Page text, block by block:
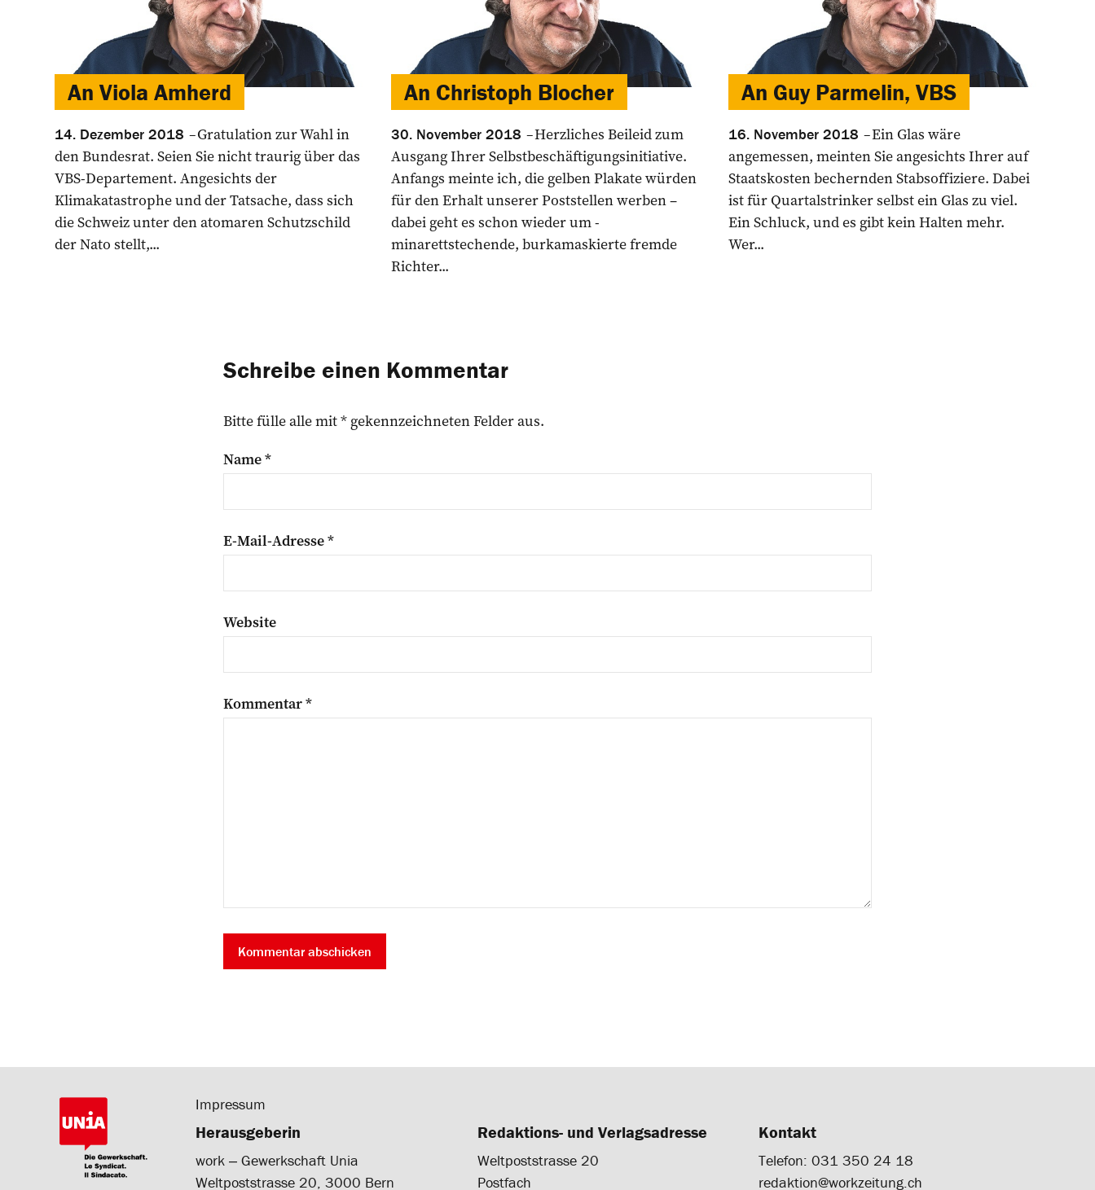
An Viola Amherd
14. Dezember 2018
Gratulation zur Wahl in
den Bundesrat. Seien Sie nicht traurig über das
VBS-Departement. Angesichts der
Klimakatastrophe und der Tatsache, dass sich
die Schweiz unter den atomaren Schutzschild
der Nato stellt,...
An Christoph Blocher
30. November 2018
Herzliches Beileid zum
Ausgang Ihrer Selbstbeschäftigungsinitiative.
Anfangs meinte ich, die gelben Plakate würden
für den Erhalt unserer Poststellen werben –
dabei geht es schon wieder um ­
minarettstechende, burkamaskierte fremde
Richter...
An Guy Parmelin, VBS
16. November 2018
Ein Glas wäre
angemessen, meinten Sie angesichts Ihrer auf
Staatskosten bechernden Stabsoffiziere. Dabei
ist für Quartalstrinker selbst ein Glas zu viel.
Ein Schluck, und es gibt kein Halten mehr.
Wer...
Schreibe einen Kommentar
Bitte fülle alle mit * gekennzeichneten Felder aus.
Name*
E-Mail-Adresse*
Website
Kommentar*
Impressum
Herausgeberin
work ‒ Gewerkschaft Unia
Weltpoststrasse 20, 3000 Bern
Redaktions- und Verlagsadresse
Weltpoststrasse 20
Postfach
Kontakt
Telefon: 031 350 24 18
redaktion@workzeitung.ch